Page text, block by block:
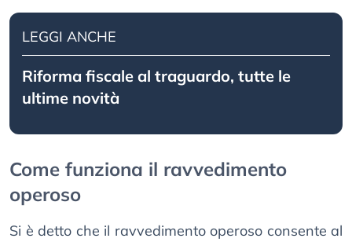
LEGGI ANCHE
Riforma fiscale al traguardo, tutte le
ultime novità
Come funziona il ravvedimento
operoso
Si è detto che il ravvedimento operoso consente al